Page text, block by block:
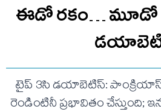
ఈడో రకం… మూడో
టైప్ 3సి డయాబెటిస్: పాంక్రియాస్
రెండింటినీ ప్రభావితం చేస్తుంది;